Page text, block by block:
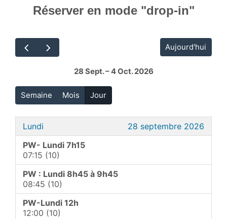
Réserver en mode "drop-in"
Aujourd'hui
28 Sept. – 4 Oct. 2026
Semaine Mois Jour
Lundi
28 septembre 2026
PW- Lundi 7h15
07:15 (10)
PW : Lundi 8h45 à 9h45
08:45 (10)
PW-Lundi 12h
12:00 (10)